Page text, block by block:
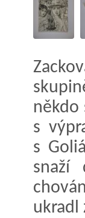
někdo
s
s
snaží
ukradl